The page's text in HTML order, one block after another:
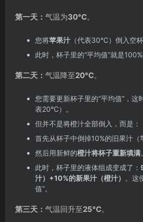
第一天： 气温为30°C。
您将苹果汁 （代表30°C）倒入空杯
此时，杯子里的“平均值”就是100%
第二天： 气温降至20°C。
您需要更新杯子里的“平均值”，这
表20°C）。
但并不是将橙汁全部倒入，而是：
首先从杯子中倒掉10%的旧果汁（
然后用新鲜的橙汁将杯子重新填满。
此时，杯子里的液体组成变成了：
汁）+10%的新果汁（橙汁） 。这
值”。
第三天： 气温回升至25°C。